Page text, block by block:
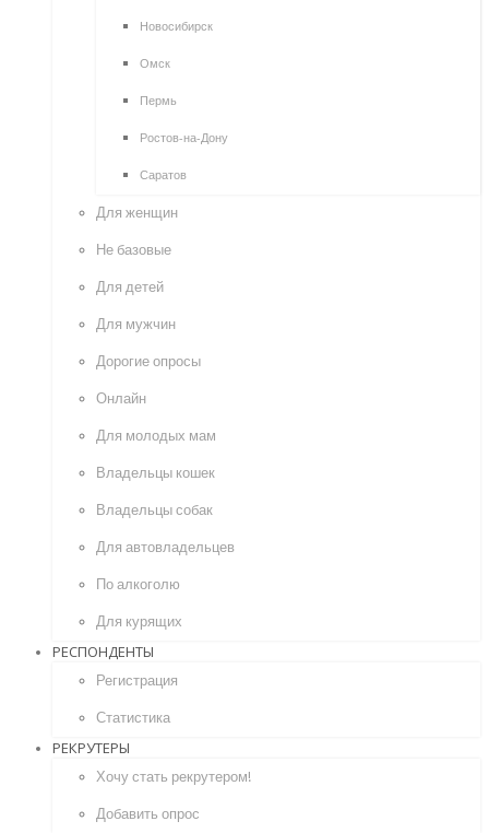
Новосибирск
Омск
Пермь
Ростов-на-Дону
Саратов
Для женщин
Не базовые
Для детей
Для мужчин
Дорогие опросы
Онлайн
Для молодых мам
Владельцы кошек
Владельцы собак
Для автовладельцев
По алкоголю
Для курящих
РЕСПОНДЕНТЫ
Регистрация
Статистика
РЕКРУТЕРЫ
Хочу стать рекрутером!
Добавить опрос